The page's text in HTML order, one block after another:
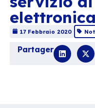
Quanto
servizio